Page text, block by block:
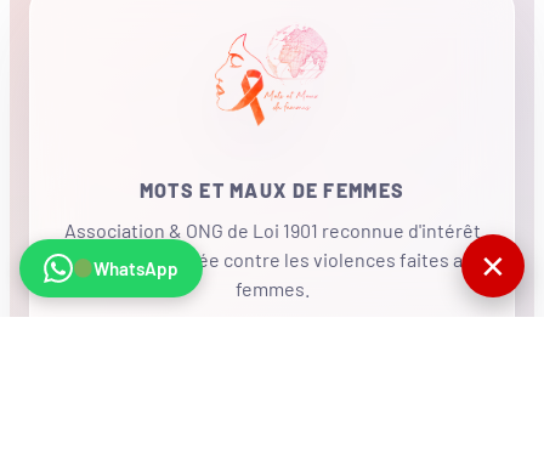
MOTS ET MAUX DE FEMMES
Association & ONG de Loi 1901 reconnue d'intérêt
général, mobilisée contre les violences faites aux
femmes.
WhatsApp ✕